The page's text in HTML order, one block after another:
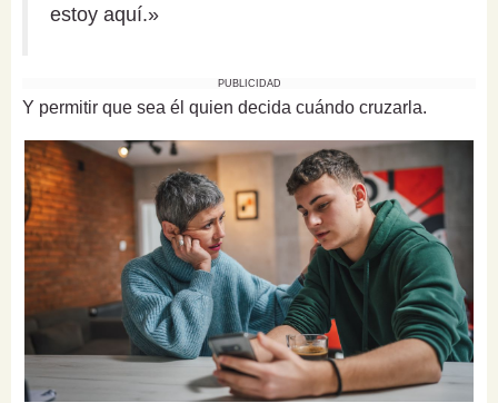
estoy aquí.»
PUBLICIDAD
Y permitir que sea él quien decida cuándo cruzarla.